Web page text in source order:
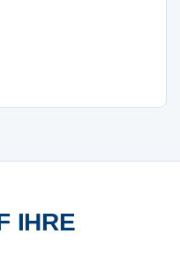
IHRE